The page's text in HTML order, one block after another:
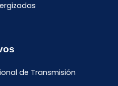
de Transmisión